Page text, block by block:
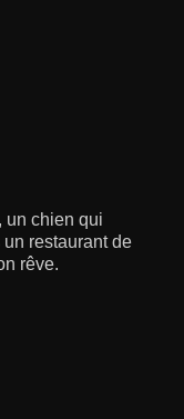
un chien qui
restaurant de
rêve.